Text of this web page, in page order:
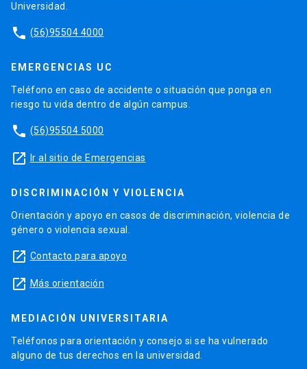
Universidad.
phone (56)95504 4000
EMERGENCIAS UC
Teléfono en caso de accidente o situación que ponga en
riesgo tu vida dentro de algún campus.
phone (56)95504 5000
launch Ir al sitio de Emergencias
DISCRIMINACIÓN Y VIOLENCIA
Orientación y apoyo en casos de discriminación, violencia de
género o violencia sexual.
launch Contacto para apoyo
launch Más orientación
MEDIACIÓN UNIVERSITARIA
Teléfonos para orientación y consejo si se ha vulnerado
alguno de tus derechos en la universidad.